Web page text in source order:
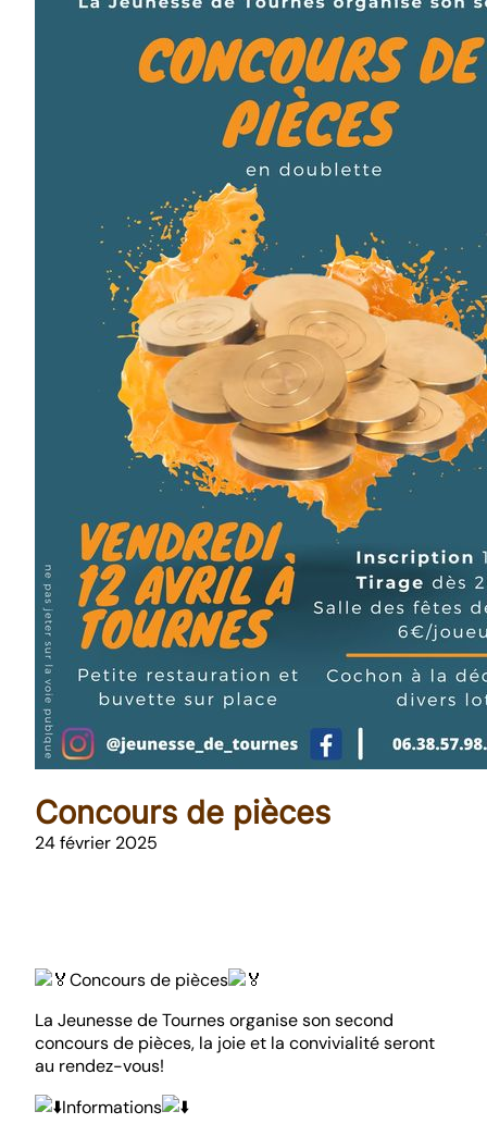
Concours de pièces
24 février 2025
Concours de pièces
La Jeunesse de Tournes organise son second
concours de pièces, la joie et la convivialité seront
au rendez-vous!
Informations